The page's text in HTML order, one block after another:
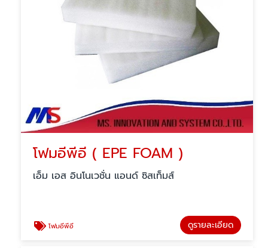
โฟมอีพีอี ( EPE FOAM )
เอ็ม เอส อินโนเวชั่น แอนด์ ซิสเท็มส์
โฟมอีพีอี ดูรายละเอียด